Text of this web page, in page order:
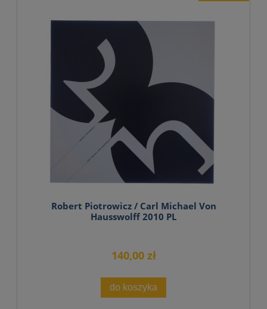
Robert Piotrowicz / Carl Michael Von
Hausswolff 2010 PL
140,00 zł
do koszyka